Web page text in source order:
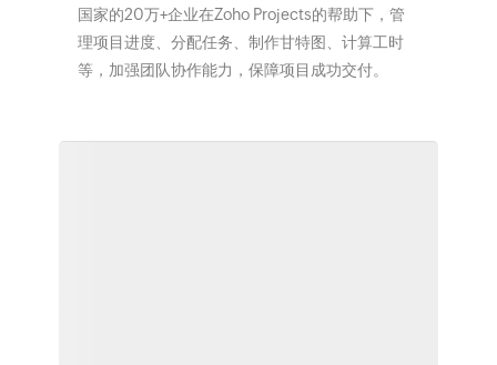
国家的20万+企业在Zoho Projects的帮助下，管
理项目进度、分配任务、制作甘特图、计算工时
等，加强团队协作能力，保障项目成功交付。